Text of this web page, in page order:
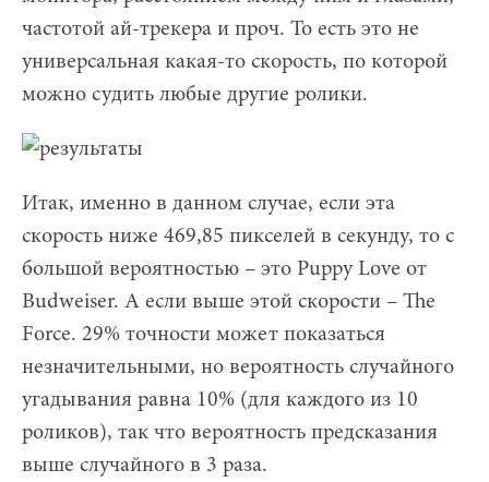
частотой ай-трекера и проч. То есть это не
универсальная какая-то скорость, по которой
можно судить любые другие ролики.
Итак, именно в данном случае, если эта
скорость ниже 469,85 пикселей в секунду, то с
большой вероятностью – это Puppy Love от
Budweiser. А если выше этой скорости – The
Force. 29% точности может показаться
незначительными, но вероятность случайного
угадывания равна 10% (для каждого из 10
роликов), так что вероятность предсказания
выше случайного в 3 раза.